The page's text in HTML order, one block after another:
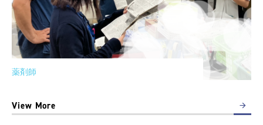
薬剤師
View More